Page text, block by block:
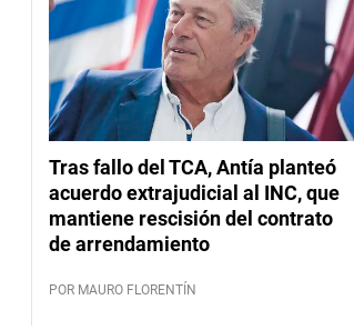
Tras fallo del TCA, Antía planteó
acuerdo extrajudicial al INC, que
mantiene rescisión del contrato
de arrendamiento
POR MAURO FLORENTÍN